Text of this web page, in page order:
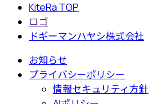
KiteRa TOP
ロゴ
ドギーマンハヤシ株式会社
お知らせ
プライバシーポリシー
情報セキュリティ方針